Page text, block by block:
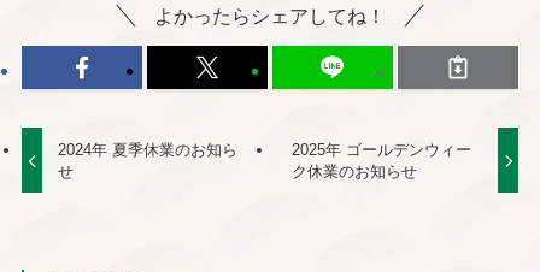
＼ 24時間受付中 ／
よかったらシェアしてね！
2024年 夏季休業のお知ら
せ
2025年 ゴールデンウィー
ク休業のお知らせ